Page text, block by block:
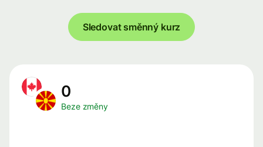
Sledovat směnný kurz
0
Beze změny